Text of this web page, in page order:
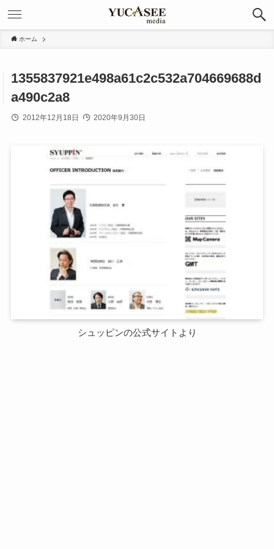
ホーム
1355837921e498a61c2c532a704669688d
a490c2a8
2012年12月18日 2020年9月30日
シュッピンの公式サイトより